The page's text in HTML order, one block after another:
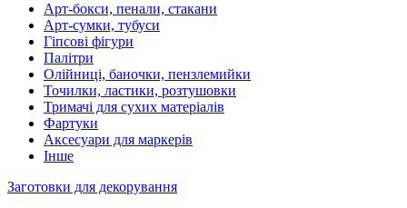
Арт-бокси, пенали, стакани
Арт-сумки, тубуси
Гіпсові фігури
Палітри
Олійниці, баночки, пензлемийки
Точилки, ластики, розтушовки
Тримачі для сухих матеріалів
Фартуки
Аксесуари для маркерів
Інше
Заготовки для декорування